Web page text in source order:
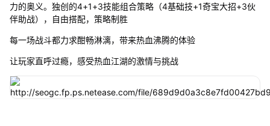
力的奥义。独创的4+1+3技能组合策略（4基础技+1奇宝大招+3伙
伴助战），自由搭配，策略制胜
每一场战斗都力求酣畅淋漓，带来热血沸腾的体验
让玩家直呼过瘾，感受热血江湖的激情与挑战